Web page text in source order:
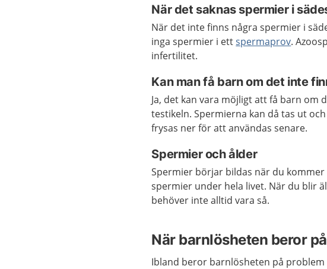
När det saknas spermier i
När det inte finns några spermier i
inga spermier i ettspermaprov.
infertilitet.
Kan man få barn om det inte
Ja, det kan vara möjligt att få barn
testikeln. Spermierna kan då tas ut
frysas ner för att användas senare.
Spermier och ålder
Spermier börjar bildas när du
spermier under hela livet. När du blir
behöver inte alltid vara så.
När barnlösheten beror
Ibland beror barnlösheten på